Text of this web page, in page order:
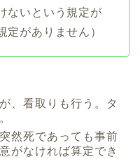
ないという規定が
定がありません）
、看取りも行う。タ
然死であっても事前
がなければ算定でき